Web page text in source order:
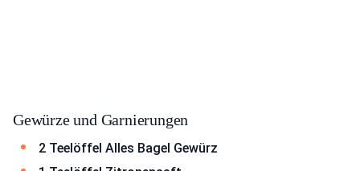
Gewürze und Garnierungen
2 Teelöffel Alles Bagel Gewürz